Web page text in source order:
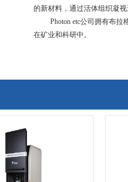
的新材料，通过活体组织凝视
Photon etc公司拥有布
在矿业和科研中。